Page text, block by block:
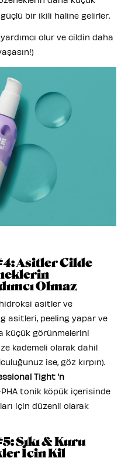
bir ikili haline gelirler.
olur ve cildin daha
Asitler Cilde
Olmaz
hidroksi asitler ve
asitleri, peeling yapar ve
küçük görünmelerini
kademeli olarak dahil
ise, göz kırpın).
Tight ’n
tonik köpük içerisinde
için düzenli olarak
Sıkı & Kuru
İçin Kil